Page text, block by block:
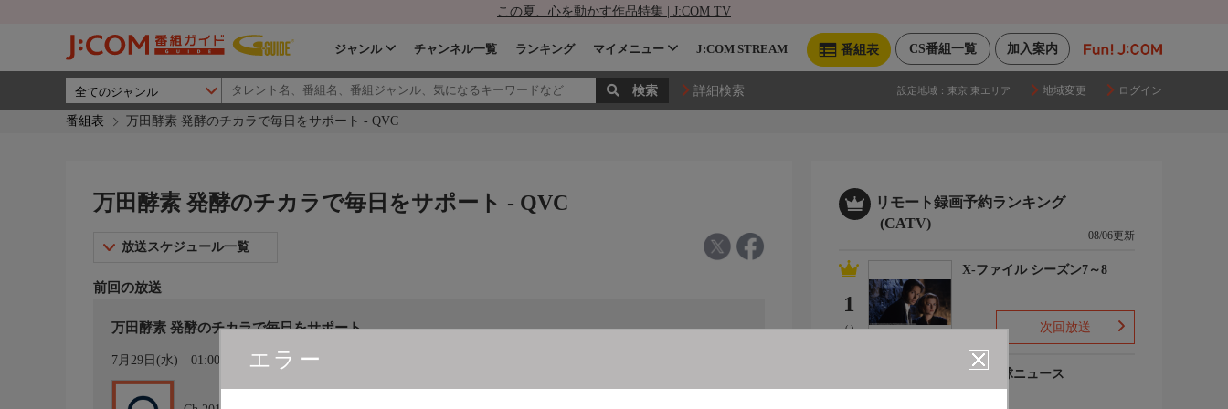
この夏、心を動かす作品特集 | J:COM TV
加入案内
CS番組一覧
番組表
ジャンル チャンネル一覧 ランキング マイメニュー J:COM STREAM
詳細検索 設定地域： 東京 東エリア 地域変更 ログイン
番組表 万田酵素 発酵のチカラで毎日をサポート - QVC
エラー
万田酵素 発酵のチカラで毎日をサポート - QVC
放送スケジュール一覧
前回の放送
万田酵素 発酵のチカラで毎日をサポート
7月29日(水) 01:00〜02:00 カレンダー登録
リモート録画予約ランキング
(CATV)
08/06更新
1
(-)
X-ファイル シーズン7～8
次回放送
プロ野球ニュース